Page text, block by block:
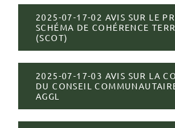
2025-07-17-02 AVIS SUR LE
SCHÉMA DE COHÉRENCE
(SCOT)
2025-07-17-03 AVIS SUR LA
DU CONSEIL
AGGL